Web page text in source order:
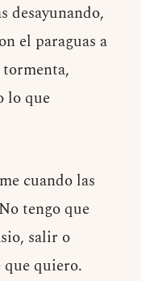
desayunando,
el paraguas a
lo que
cuando las
tengo que
salir o
que quiero.